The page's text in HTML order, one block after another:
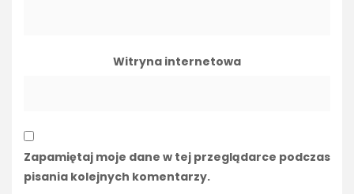
Witryna internetowa
Zapamiętaj moje dane w tej przeglądarce podczas
pisania kolejnych komentarzy.